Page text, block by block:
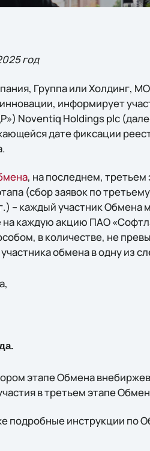
год
Группа или Холдинг,
информирует
Noventiq Holdings plc
дате фиксации
, на последнем, третьем
(сбор заявок по
– каждый участник
на каждую акцию ПАО
в количестве, не
обмена в одну из
этапе Обмена
в третьем этапе
подробные инструкции по